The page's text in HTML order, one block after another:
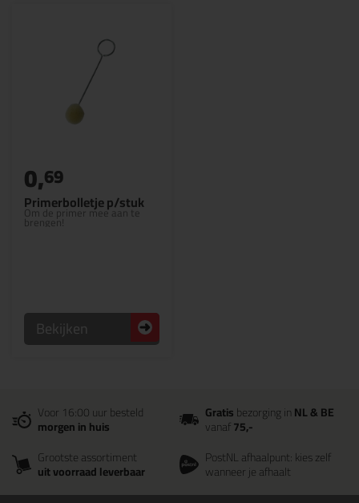
Primerbolletje p/stuk
Om de primer mee aan te
brengen!
0,69
Bekijken
Voor 16:00 uur besteld
morgen in huis
Gratisbezorging inNL & BE
vanaf75,-
Grootste assortiment
uit voorraad leverbaar
PostNL afhaalpunt: kies zelf
wanneer je afhaalt